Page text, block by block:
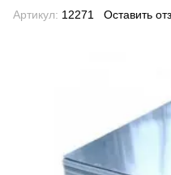
Артикул: 12271 Оставить